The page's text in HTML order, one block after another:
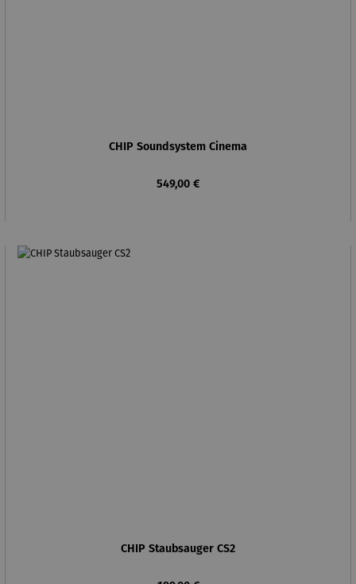
CHIP Soundsystem Cinema
Regulärer Preis:
549,00 €
CHIP Staubsauger CS2